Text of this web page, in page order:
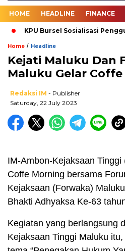
HOME HEADLINE FINANCE
KPU Bursel Sosialisasi
Home / Headline
Kejati Maluku Dan
Maluku Gelar
Redaksi IM - Publisher
Saturday, 22 July 2023
IM-Ambon-Kejaksaan
Coffe Morning bersama
Kejaksaan (Forwaka)
Bhakti Adhyaksa Ke-63
Kegiatan yang berlangsung
Kejaksaan Tinggi Maluku